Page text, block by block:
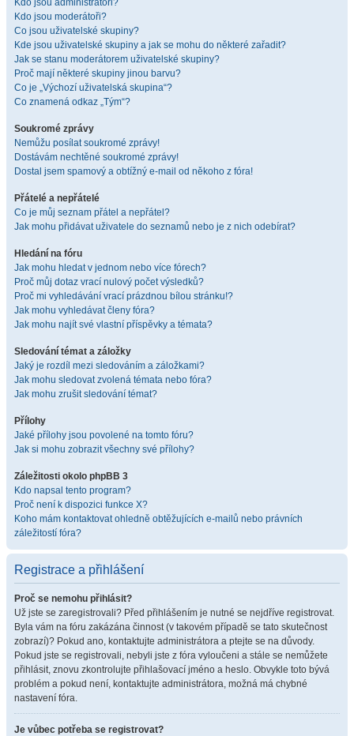
Kdo jsou administrátoři?
Kdo jsou moderátoři?
Co jsou uživatelské skupiny?
Kde jsou uživatelské skupiny a jak se mohu do některé zařadit?
Jak se stanu moderátorem uživatelské skupiny?
Proč mají některé skupiny jinou barvu?
Co je „Výchozí uživatelská skupina“?
Co znamená odkaz „Tým“?
Soukromé zprávy
Nemůžu posílat soukromé zprávy!
Dostávám nechtěné soukromé zprávy!
Dostal jsem spamový a obtížný e-mail od někoho z fóra!
Přátelé a nepřátelé
Co je můj seznam přátel a nepřátel?
Jak mohu přidávat uživatele do seznamů nebo je z nich odebírat?
Hledání na fóru
Jak mohu hledat v jednom nebo více fórech?
Proč můj dotaz vrací nulový počet výsledků?
Proč mi vyhledávání vrací prázdnou bílou stránku!?
Jak mohu vyhledávat členy fóra?
Jak mohu najít své vlastní příspěvky a témata?
Sledování témat a záložky
Jaký je rozdíl mezi sledováním a záložkami?
Jak mohu sledovat zvolená témata nebo fóra?
Jak mohu zrušit sledování témat?
Přílohy
Jaké přílohy jsou povolené na tomto fóru?
Jak si mohu zobrazit všechny své přílohy?
Záležitosti okolo phpBB 3
Kdo napsal tento program?
Proč není k dispozici funkce X?
Koho mám kontaktovat ohledně obtěžujících e-mailů nebo právních
záležitostí fóra?
Registrace a přihlášení
Proč se nemohu přihlásit?
Už jste se zaregistrovali? Před přihlášením je nutné se nejdříve registrovat.
Byla vám na fóru zakázána činnost (v takovém případě se tato skutečnost
zobrazí)? Pokud ano, kontaktujte administrátora a ptejte se na důvody.
Pokud jste se registrovali, nebyli jste z fóra vyloučeni a stále se nemůžete
přihlásit, znovu zkontrolujte přihlašovací jméno a heslo. Obvykle toto bývá
problém a pokud není, kontaktujte administrátora, možná má chybné
nastavení fóra.
Je vůbec potřeba se registrovat?